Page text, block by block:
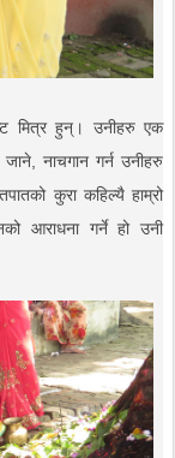
मित्र हुन्। उनीहरु एक
नाचगान गर्न उनीहरु
कुरा कहिल्यै हाम्रो
आराधना गर्ने हो उनी